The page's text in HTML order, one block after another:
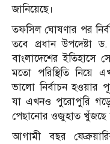
জানিয়েছে।
তফসিল ঘোষণার পর
তবে প্রধান উপদেষ্টা
বাংলাদেশের ইতিহাসে
মতো পরিস্থিতি নিয়ে
ভালো নির্বাচন হওয়ার
যা এখনও পুরোপুরি
পেছানোর ওজুহাত খুঁজছে
আগামী বছর